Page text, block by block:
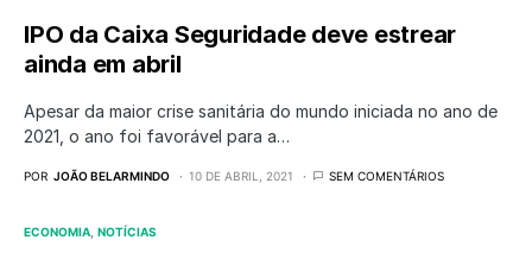
IPO da Caixa Seguridade deve estrear
ainda em abril
Apesar da maior crise sanitária do mundo iniciada no ano de
2021, o ano foi favorável para a…
POR JOÃO BELARMINDO 10 DE ABRIL, 2021 SEM COMENTÁRIOS
ECONOMIA NOTÍCIAS